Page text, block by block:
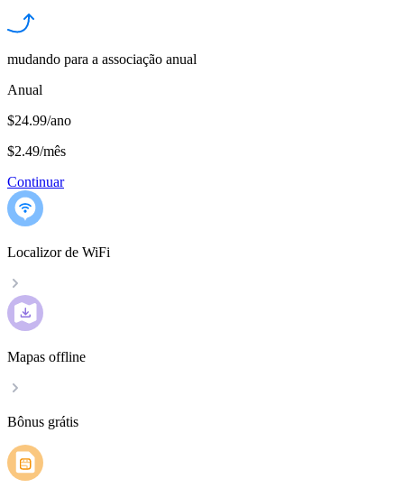
mudando para a associação anual
Anual
$24.99/ano
$2.49/mês
Continuar
Localizor de WiFi
Mapas offline
Bônus grátis